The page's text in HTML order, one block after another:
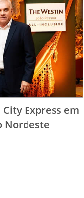
Express em
Nordeste